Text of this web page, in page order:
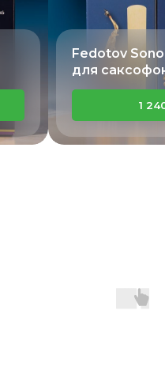
Fedotov
для
1